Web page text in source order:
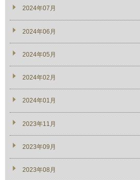
2024年07月
2024年06月
2024年05月
2024年02月
2024年01月
2023年11月
2023年09月
2023年08月